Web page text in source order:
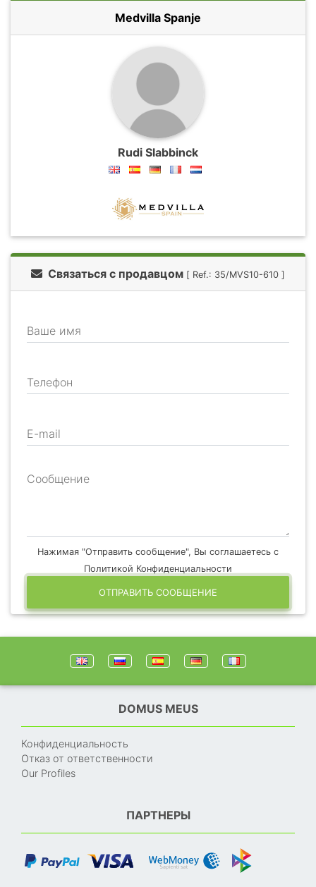
Medvilla Spanje
Rudi Slabbinck
Связаться с продавцом [ Ref.: 35/MVS10-610 ]
Ваше имя
Телефон
E-mail
Сообщение
Нажимая "Отправить сообщение", Вы соглашаетесь с
Политикой Конфиденциальности
ОТПРАВИТЬ СООБЩЕНИЕ
DOMUS MEUS
Конфиденциальность
Отказ от ответственности
Our Profiles
ПАРТНЕРЫ